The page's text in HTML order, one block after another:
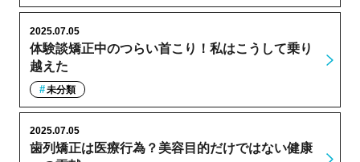
体験談矯正中のつらい首こり！私はこうして乗り
越えた
2025.07.05
未分類
歯列矯正は医療行為？美容目的だけではない健康
2025.07.05